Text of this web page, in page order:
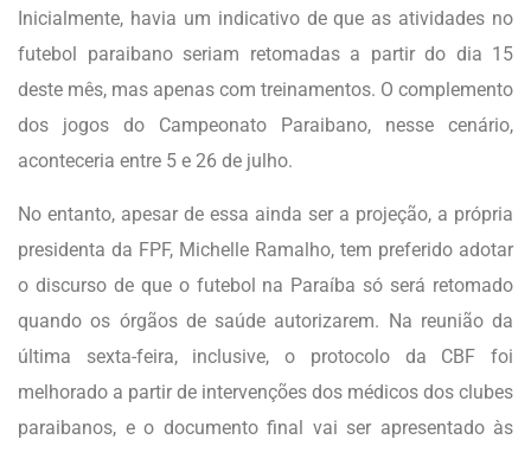
Inicialmente, havia um indicativo de que as atividades no
futebol paraibano seriam retomadas a partir do dia 15
deste mês, mas apenas com treinamentos. O complemento
dos jogos do Campeonato Paraibano, nesse cenário,
aconteceria entre 5 e 26 de julho.
No entanto, apesar de essa ainda ser a projeção, a própria
presidenta da FPF, Michelle Ramalho, tem preferido adotar
o discurso de que o futebol na Paraíba só será retomado
quando os órgãos de saúde autorizarem. Na reunião da
última sexta-feira, inclusive, o protocolo da CBF foi
melhorado a partir de intervenções dos médicos dos clubes
paraibanos, e o documento final vai ser apresentado às